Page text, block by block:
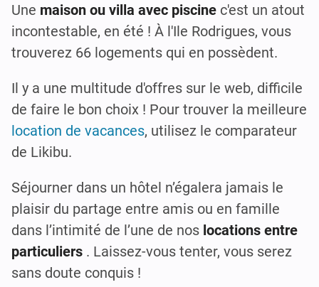
Une maison ou villa avec piscine c'est un atout
incontestable, en été ! À l'Ile Rodrigues, vous
trouverez 66 logements qui en possèdent.
Il y a une multitude d'offres sur le web, difficile
de faire le bon choix ! Pour trouver la meilleure
location de vacances, utilisez le comparateur
de Likibu.
Séjourner dans un hôtel n’égalera jamais le
plaisir du partage entre amis ou en famille
dans l’intimité de l’une de nos locations entre
particuliers . Laissez-vous tenter, vous serez
sans doute conquis !